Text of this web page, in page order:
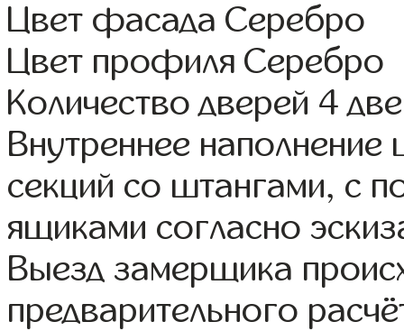
Цвет фасада Серебро
Цвет профиля Серебро
Количество дверей 4
Внутреннее
секций со штангами, с
ящиками согласно
Выезд замерщика
предварительного